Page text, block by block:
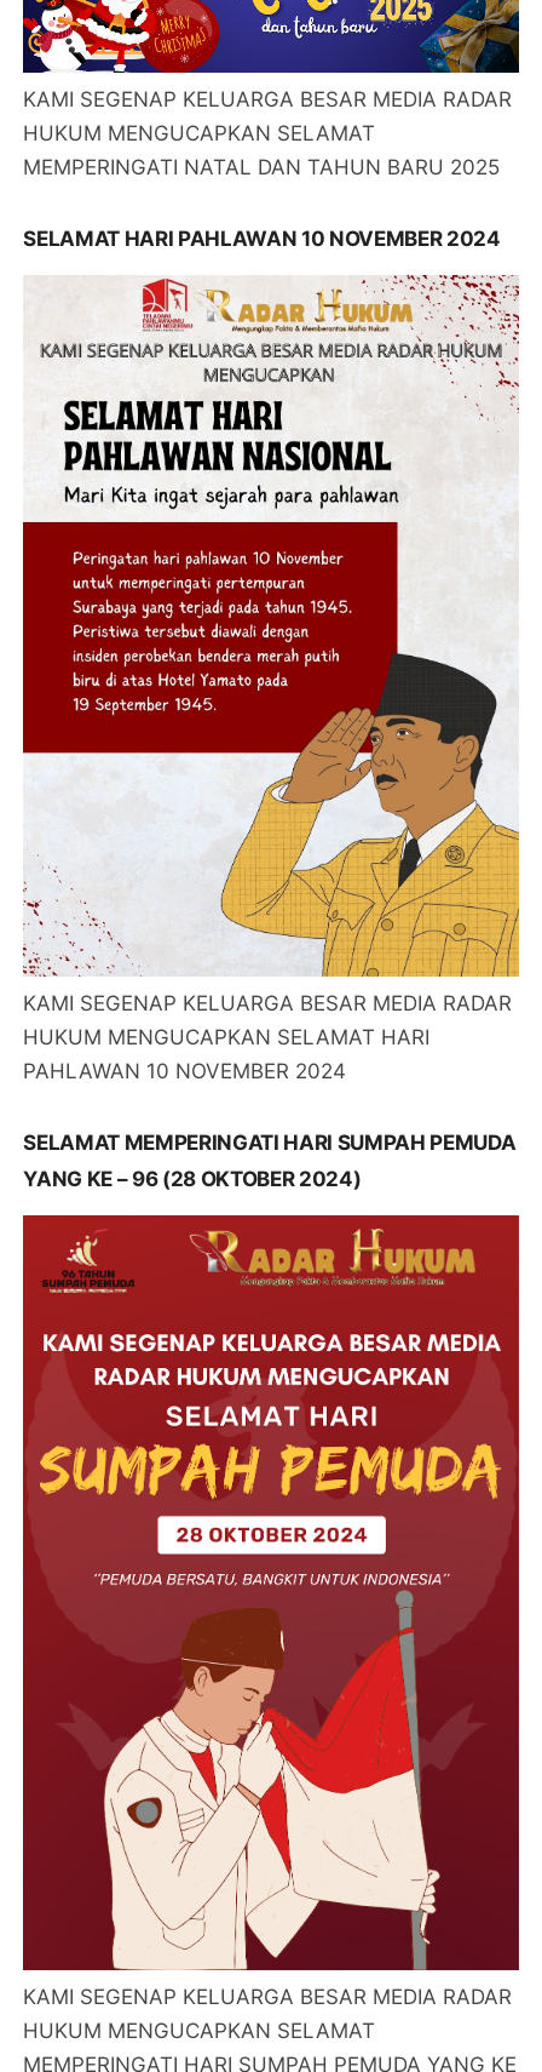
KAMI SEGENAP KELUARGA BESAR MEDIA RADAR
HUKUM MENGUCAPKAN SELAMAT
MEMPERINGATI NATAL DAN TAHUN BARU 2025
SELAMAT HARI PAHLAWAN 10 NOVEMBER 2024
KAMI SEGENAP KELUARGA BESAR MEDIA RADAR
HUKUM MENGUCAPKAN SELAMAT HARI
PAHLAWAN 10 NOVEMBER 2024
SELAMAT MEMPERINGATI HARI SUMPAH PEMUDA
YANG KE – 96 (28 OKTOBER 2024)
KAMI SEGENAP KELUARGA BESAR MEDIA RADAR
HUKUM MENGUCAPKAN SELAMAT
MEMPERINGATI HARI SUMPAH PEMUDA YANG KE